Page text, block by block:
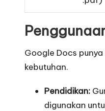
Google Docs
kebutuhan.
Pendidikan:
digunakan